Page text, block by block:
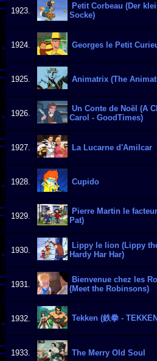
1923.
Petit Corbeau (Der
Socke)
1924. Georges le Petit
1925. Animatrix (The
1926.
Un Conte de Noël (A
Carol - GoodTimes)
1927. La Lucarne d'Amilcar
1928. Cupido
1929.
Pierre Martin le
Pat)
1930.
Lippy le lion (Lippy
Hardy Har Har)
1931.
Bienvenue chez les
(Meet the Robinsons)
1932. Tekken (鉄拳 -
1933. The Merry Old Soul